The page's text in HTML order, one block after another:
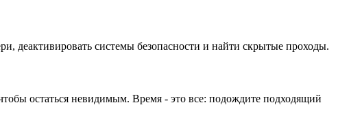
деактивировать системы безопасности и найти скрытые проходы.
остаться невидимым. Время - это все: подождите подходящий